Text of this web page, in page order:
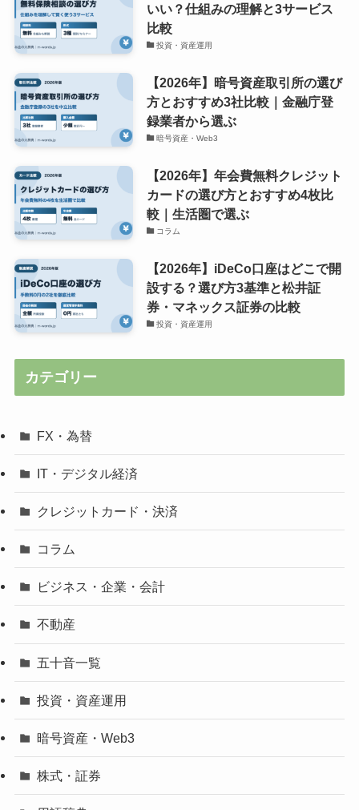
いい？仕組みの理解と3サービス
比較
投資・資産運用
【2026年】暗号資産取引所の選び
方とおすすめ3社比較｜金融庁登
録業者から選ぶ
暗号資産・Web3
【2026年】年会費無料クレジット
カードの選び方とおすすめ4枚比
較｜生活圏で選ぶ
コラム
【2026年】iDeCo口座はどこで開
設する？選び方3基準と松井証
券・マネックス証券の比較
投資・資産運用
カテゴリー
FX・為替
IT・デジタル経済
クレジットカード・決済
コラム
ビジネス・企業・会計
不動産
五十音一覧
投資・資産運用
暗号資産・Web3
株式・証券